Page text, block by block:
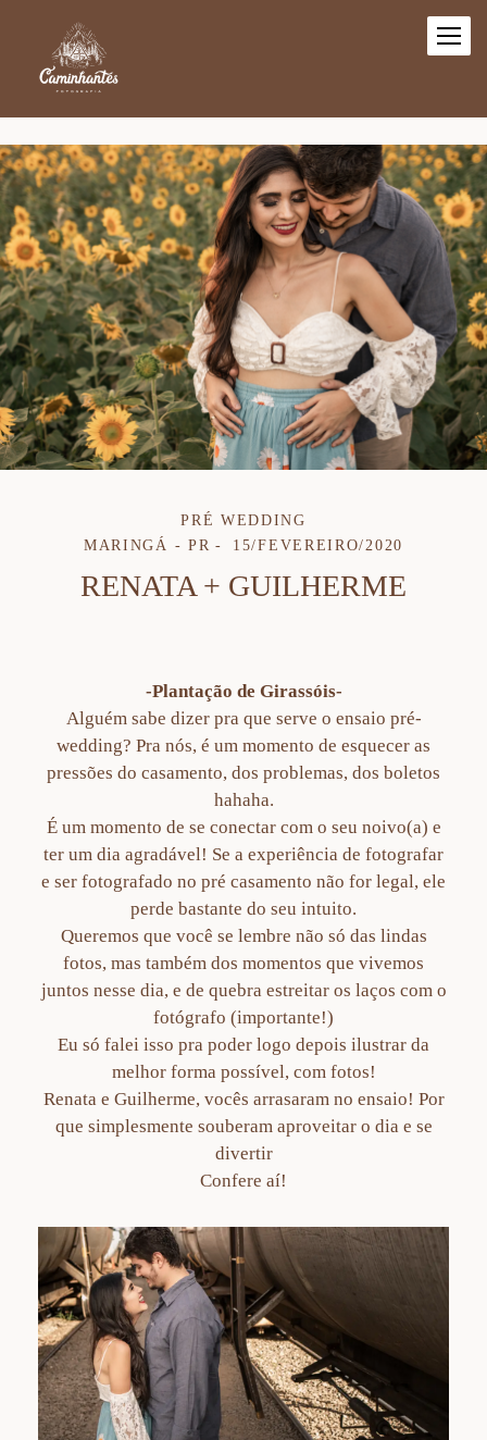
PRÉ WEDDING
MARINGÁ - PR
15/FEVEREIRO/2020
RENATA + GUILHERME
-Plantação de Girassóis-
Alguém sabe dizer pra que serve o ensaio pré-
wedding? Pra nós, é um momento de esquecer as
pressões do casamento, dos problemas, dos boletos
hahaha.
É um momento de se conectar com o seu noivo(a) e
ter um dia agradável! Se a experiência de fotografar
e ser fotografado no pré casamento não for legal, ele
perde bastante do seu intuito.
Queremos que você se lembre não só das lindas
fotos, mas também dos momentos que vivemos
juntos nesse dia, e de quebra estreitar os laços com o
fotógrafo (importante!)
Eu só falei isso pra poder logo depois ilustrar da
melhor forma possível, com fotos!
Renata e Guilherme, vocês arrasaram no ensaio! Por
que simplesmente souberam aproveitar o dia e se
divertir
Confere aí!